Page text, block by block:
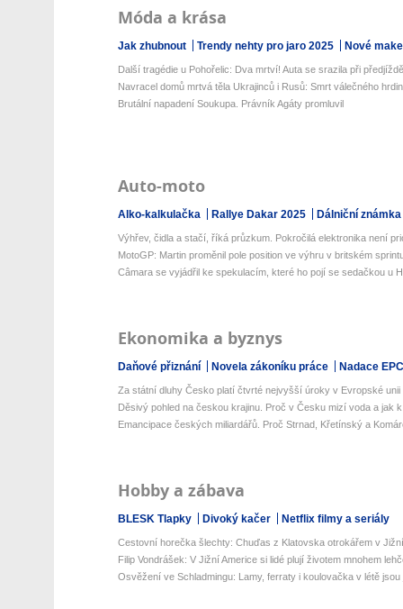
Móda a krása
Jak zhubnout Trendy nehty pro jaro 2025 Nové
Další tragédie u Pohořelic: Dva mrtví! Auta se srazila při
Navracel domů mrtvá těla Ukrajinců i Rusů: Smrt válečného
Brutální napadení Soukupa. Právník Agáty promluvil
Auto-moto
Alko-kalkulačka Rallye Dakar 2025 Dálniční známka
Výhřev, čidla a stačí, říká průzkum. Pokročilá elektronika není
MotoGP: Martin proměnil pole position ve výhru v britském
Câmara se vyjádřil ke spekulacím, které ho pojí se sedačkou u
Ekonomika a byznys
Daňové přiznání Novela zákoníku práce Nadace
Za státní dluhy Česko platí čtvrté nejvyšší úroky v Evropské unii
Děsivý pohled na českou krajinu. Proč v Česku mizí voda a jak
Emancipace českých miliardářů. Proč Strnad, Křetínský a
Hobby a zábava
BLESK Tlapky Divoký kačer Netflix filmy a seriály
Cestovní horečka šlechty: Chuďas z Klatovska otrokářem v
Filip Vondrášek: V Jižní Americe si lidé plují životem mnohem
Osvěžení ve Schladmingu: Lamy, ferraty i koulovačka v létě jsou